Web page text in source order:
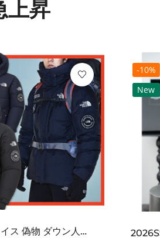
上昇
ノースフェイス 偽物 ダウン人気【THE NORTH FACE】M'S 7 SUMMIT HIM...
-10%
New